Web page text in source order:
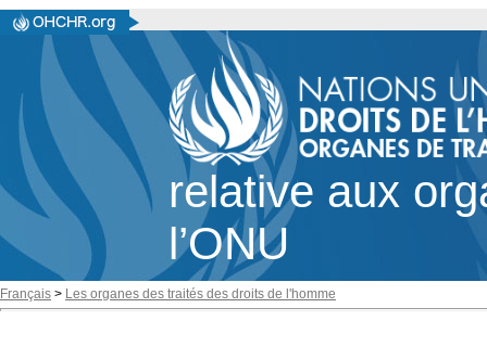
relative aux
l’ONU
Français > Les organes des traités des droits de l'homme